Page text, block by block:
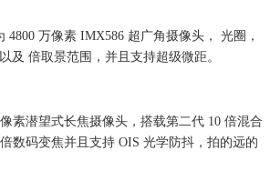
4800 万像素 IMX586 超广角摄像头， 光圈，
及 倍取景范围，并且支持超级微距。
素潜望式长焦摄像头，搭载第二代 10 倍混合
数码变焦并且支持 OIS 光学防抖，拍的远的